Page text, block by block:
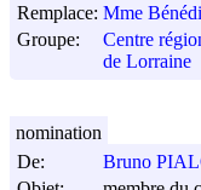
Remplace: Mme
Groupe:
Centre
de Lorraine
De:
Bruno
nomination